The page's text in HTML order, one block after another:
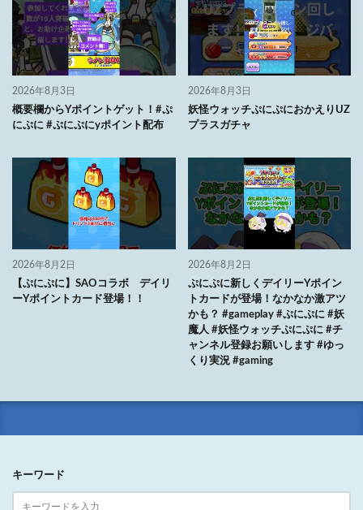
2026年8月3日
概要欄からYポイントゲット！#ぷ
にぷに #ぷにぷにyポイント配布
2026年8月3日
妖怪ウォッチぷにぷにおかえりUZ
プラスガチャ
2026年8月2日
【ぷにぷに】SAOコラボ デイリ
ーYポイントカード登場！！
2026年8月2日
ぷにぷに新しくデイリーYポイン
トカードが登場！なかなか激アツ
かも？ #gameplay #ぷにぷに #妖
魔人 #妖怪ウォッチぷにぷに #チ
ャンネル登録お願いします #ゆっ
くり実況 #gaming
キーワード